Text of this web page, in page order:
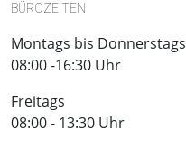
BÜROZEITEN
Montags bis Donnerstags
08:00 -16:30 Uhr
Freitags
08:00 - 13:30 Uhr